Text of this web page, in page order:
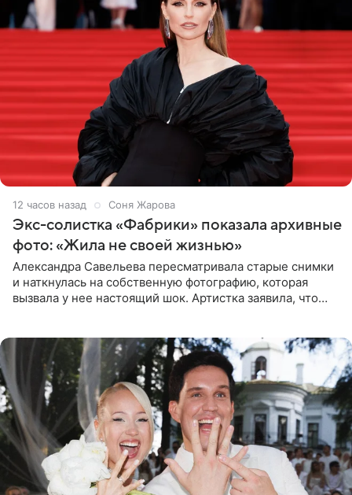
12 часов назад Соня Жарова
Экс-солистка «Фабрики» показала архивные
фото: «Жила не своей жизнью»
Александра Савельева пересматривала старые снимки
и наткнулась на собственную фотографию, которая
вызвала у нее настоящий шок. Артистка заявила, что